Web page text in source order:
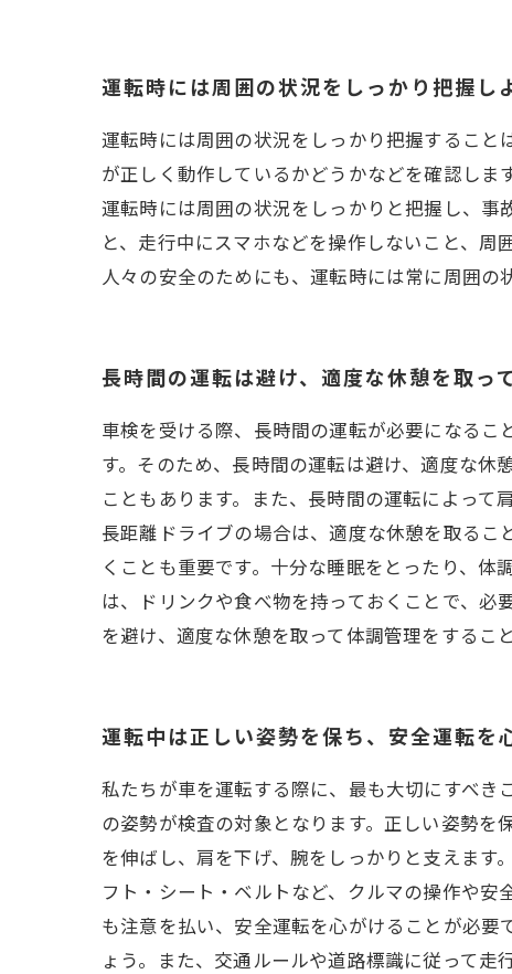
運転時には周囲の状況をしっかり把握し
運転時には周囲の状況をしっかり把握するこ
が正しく動作しているかどうかなどを確認し
運転時には周囲の状況をしっかりと把握し、
と、走行中にスマホなどを操作しないこと、
人々の安全のためにも、運転時には常に周囲の
長時間の運転は避け、適度な休憩を取っ
車検を受ける際、長時間の運転が必要になる
す。そのため、長時間の運転は避け、適度な休
こともあります。また、長時間の運転によっ
長距離ドライブの場合は、適度な休憩を取る
くことも重要です。十分な睡眠をとったり、
は、ドリンクや食べ物を持っておくことで、
を避け、適度な休憩を取って体調管理をするこ
運転中は正しい姿勢を保ち、安全運転を
私たちが車を運転する際に、最も大切にすべ
の姿勢が検査の対象となります。正しい姿勢
を伸ばし、肩を下げ、腕をしっかりと支えま
フト・シート・ベルトなど、クルマの操作や
も注意を払い、安全運転を心がけることが必
ょう。また、交通ルールや道路標識に従って